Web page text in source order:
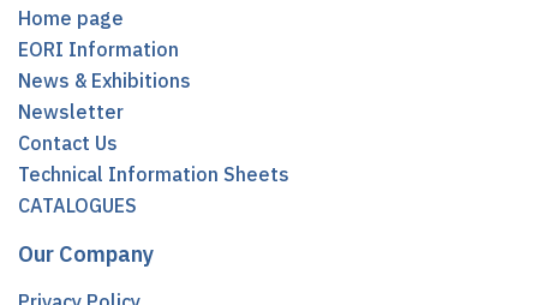
Home page
EORI Information
News & Exhibitions
Newsletter
Contact Us
Technical Information Sheets
CATALOGUES
Our Company